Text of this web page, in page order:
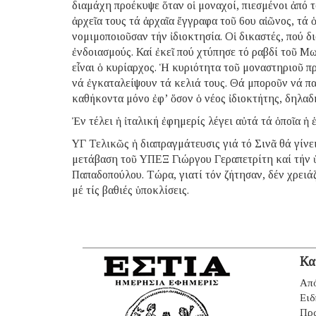
διαμάχη προέκυψε ὅταν οἱ μοναχοί, πιεσμένοι
ἀρχεῖα τους τά ἀρχαῖα ἔγγραφα τοῦ 6ου αἰῶνος,
νομιμοποιοῦσαν τήν ἰδιοκτησία. Οἱ δικαστές, πού
ἐνδοιασμούς. Καί ἐκεῖ πού χτύπησε τό ραβδί τοῦ
εἶναι ὁ κυρίαρχος. Ἡ κυριότητα τοῦ μοναστηριοῦ
νά ἐγκαταλείψουν τά κελιά τους. Θά μποροῦν νά
καθήκοντα μόνο ἐφ’ ὅσον ὁ νέος ἰδιοκτήτης,
Ἐν τέλει ἡ ἰταλική ἐφημερίς λέγει αὐτά τά ὁποῖα
ΥΓ Τελικῶς ἡ διαπραγμάτευσις γιά τό Σινᾶ θά
μετάβαση τοῦ ΥΠΕΞ Γιώργου Γεραπετρίτη καί
Παπαδοπούλου. Τώρα, γιατί τόν ζήτησαν, δέν
μέ τίς βαθιές ὑποκλίσεις.